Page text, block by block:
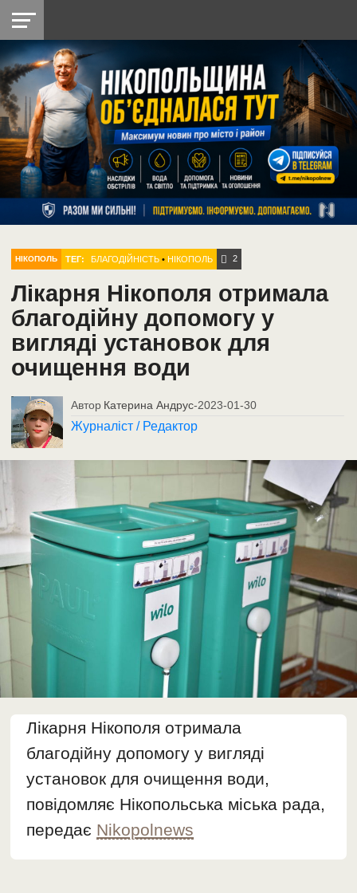
НІКОПОЛЬ
РАЙОН
СІЧЕСЛАВСЬКА
УКРАЇНА
РЕТРО
НІКОПОЛЬ
ЛАЙТ
УКРАЇНА
ДОПОМОГА
РАДІО
НІКОПОЛЬ ТЕГ: БЛАГОДІЙНІСТЬ •НІКОПОЛЬ 2
Лікарня Нікополя отримала
благодійну допомогу у
вигляді установок для
очищення води
Автор Катерина Андрус-2023-01-30
Журналіст / Редактор
Лікарня Нікополя отримала
благодійну допомогу у вигляді
установок для очищення води,
повідомляє Нікопольська міська рада,
передає Nikopolnews